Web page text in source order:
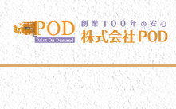
メインコンテンツにスキッ
株式会社ペイント・オン・
千葉の外壁塗装・屋根塗
株式会社ペイント・オン・
モバイルメニュー
PODのまちづくり